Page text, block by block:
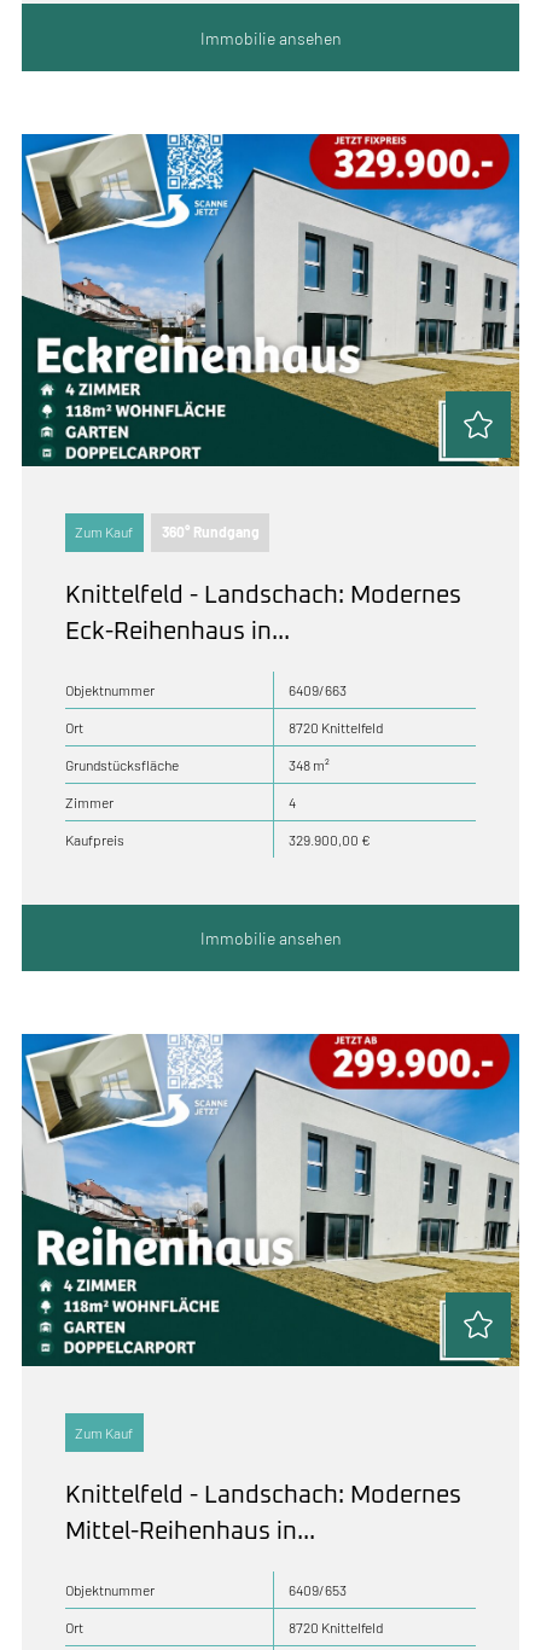
Immobilie ansehen
Zum Kauf 360° Rundgang
Knittelfeld - Landschach: Modernes
Eck-Reihenhaus in...
Objektnummer 6409/663
Ort 8720 Knittelfeld
Grundstücksfläche 348 m²
Zimmer 4
Kaufpreis 329.900,00 €
Immobilie ansehen
Zum Kauf
Knittelfeld - Landschach: Modernes
Mittel-Reihenhaus in...
Objektnummer 6409/653
Ort 8720 Knittelfeld